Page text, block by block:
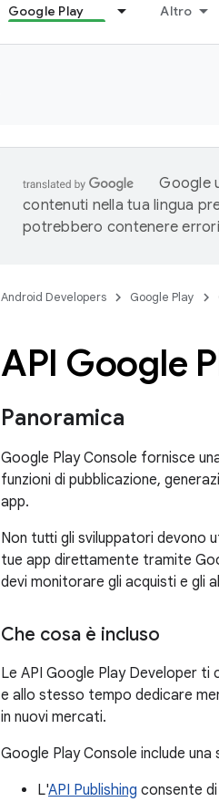
Google Play Altro
Google
contenuti nella tua lingua
potrebbero contenere
Android Developers Google Play
API Google
Panoramica
Google Play Console fornisce
funzioni di pubblicazione,
app.
Non tutti gli sviluppatori devono
tue app direttamente tramite
devi monitorare gli acquisti e gli
Che cosa è incluso
Le API Google Play Developer
e allo stesso tempo dedicare
in nuovi mercati.
Google Play Console include
L'API Publishing consente